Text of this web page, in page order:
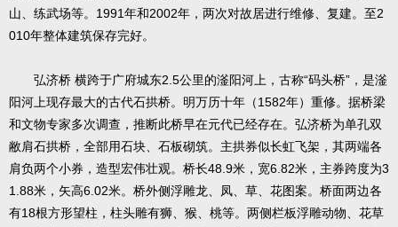
山、练武场等。1991年和2002年，两次对故居进行维修、复建。至2
010年整体建筑保存完好。
弘济桥 横跨于广府城东2.5公里的滏阳河上，古称“码头桥”，是滏
阳河上现存最大的古代石拱桥。明万历十年（1582年）重修。据桥梁
和文物专家多次调查，推断此桥早在元代已经存在。弘济桥为单孔双
敝肩石拱桥，全部用石块、石板砌筑。主拱券似长虹飞架，其两端各
肩负两个小券，造型宏伟壮观。桥长48.9米，宽6.82米，主券跨度为3
1.88米，矢高6.02米。桥外侧浮雕龙、凤、草、花图案。桥面两边各
有18根方形望柱，柱头雕有狮、猴、桃等。两侧栏板浮雕动物、花草